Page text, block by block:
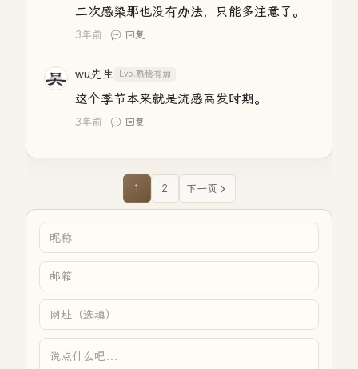
二次感染那也没有办法，只能多注意了。
3年前 回复
wu先生 Lv5.熟稔有加
这个季节本来就是流感高发时期。
3年前 回复
1 2 下一页